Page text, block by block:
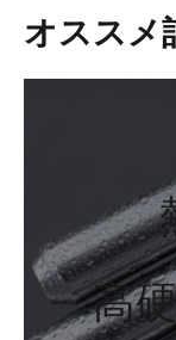
オススメ
高